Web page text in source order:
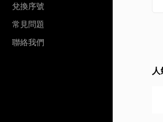
兌換序號
常見問題
聯絡我們